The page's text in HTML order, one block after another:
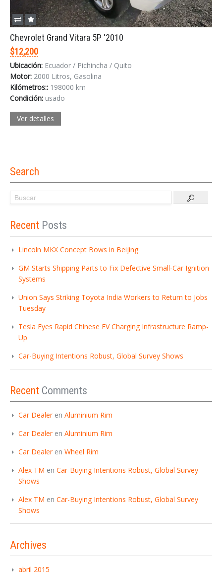
Chevrolet Grand Vitara 5P '2010
$12,200
Ubicación: Ecuador / Pichincha / Quito
Motor: 2000 Litros, Gasolina
Kilómetros:: 198000 km
Condición: usado
Ver detalles
Search
Recent Posts
Lincoln MKX Concept Bows in Beijing
GM Starts Shipping Parts to Fix Defective Small-Car Ignition
Systems
Union Says Striking Toyota India Workers to Return to Jobs
Tuesday
Tesla Eyes Rapid Chinese EV Charging Infrastructure Ramp-
Up
Car-Buying Intentions Robust, Global Survey Shows
Recent Comments
Car Dealeren Aluminium Rim
Car Dealeren Aluminium Rim
Car Dealeren Wheel Rim
Alex TM en Car-Buying Intentions Robust, Global Survey
Shows
Alex TM en Car-Buying Intentions Robust, Global Survey
Shows
Archives
abril 2015